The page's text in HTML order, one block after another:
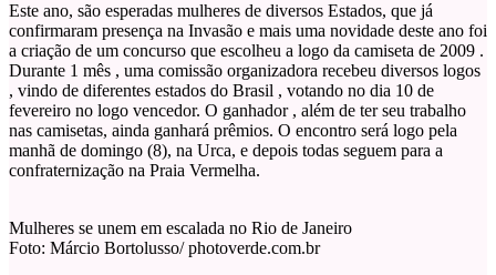
Este ano, são esperadas mulheres de diversos Estados, que já
confirmaram presença na Invasão e mais uma novidade deste ano foi
a criação de um concurso que escolheu a logo da camiseta de 2009 .
Durante 1 mês , uma comissão organizadora recebeu diversos logos
, vindo de diferentes estados do Brasil , votando no dia 10 de
fevereiro no logo vencedor. O ganhador , além de ter seu trabalho
nas camisetas, ainda ganhará prêmios. O encontro será logo pela
manhã de domingo (8), na Urca, e depois todas seguem para a
confraternização na Praia Vermelha.
Mulheres se unem em escalada no Rio de Janeiro
Foto: Márcio Bortolusso/ photoverde.com.br